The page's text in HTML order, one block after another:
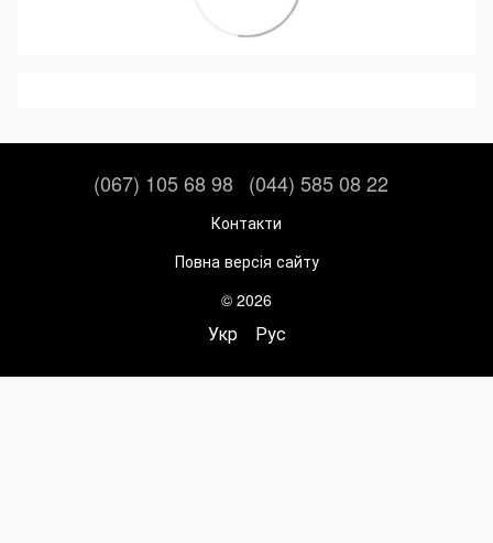
(067) 105 68 98 (044) 585 08 22
Контакти
Повна версія сайту
© 2026
Укр Рус